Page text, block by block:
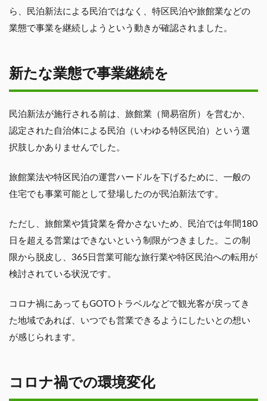
ら、民泊新法による民泊ではなく、特区民泊や旅館業などの
業態で事業を継続しようという動きが確認されました。
新たな業態で事業継続を
民泊新法が施行される前は、旅館業（簡易宿所）を営むか、
認定された自治体による民泊（いわゆる特区民泊）という選
択肢しかありませんでした。
旅館業法や特区民泊の運営ハードルを下げるために、一般の
住宅でも事業可能として登場したのが民泊新法です。
ただし、旅館業や賃貸業を脅かさないため、民泊では年間180
日を超える営業はできないという制限がつきました。この制
限から脱皮し、365日営業可能な旅行業や特区民泊への転用が
検討されている状況です。
コロナ禍にあってもGOTOトラベルなどで観光客が戻ってき
た地域であれば、いつでも営業できるようにしたいとの想い
が感じられます。
コロナ禍での環境変化